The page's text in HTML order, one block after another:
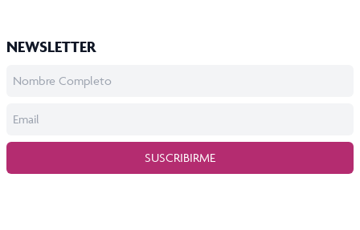
NEWSLETTER
SUSCRIBIRME